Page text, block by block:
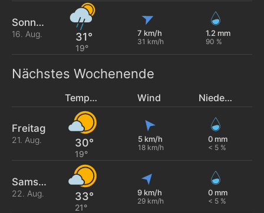
Sonntag
16. Aug. 31°
19°
7 km/h
31 km/h
1.2 mm
90 %
Nächstes Wochenende
Temperatur Wind Niederschlag
Freitag
21. Aug. 30°
19°
5 km/h
18 km/h
0 mm
< 5 %
Samstag
22. Aug. 33°
21°
9 km/h
29 km/h
0 mm
< 5 %